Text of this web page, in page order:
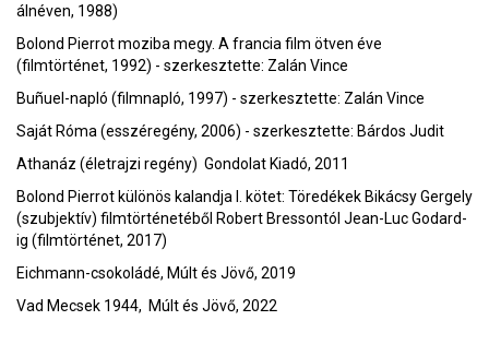
álnéven, 1988)
Bolond Pierrot moziba megy. A francia film ötven éve
(filmtörténet, 1992) - szerkesztette: Zalán Vince
Buñuel-napló (filmnapló, 1997) - szerkesztette: Zalán Vince
Saját Róma (esszéregény, 2006) - szerkesztette: Bárdos Judit
Athanáz (életrajzi regény) Gondolat Kiadó, 2011
Bolond Pierrot különös kalandja I. kötet: Töredékek Bikácsy Gergely
(szubjektív) filmtörténetéből Robert Bressontól Jean-Luc Godard-
ig (filmtörténet, 2017)
Eichmann-csokoládé, Múlt és Jövő, 2019
Vad Mecsek 1944, Múlt és Jövő, 2022